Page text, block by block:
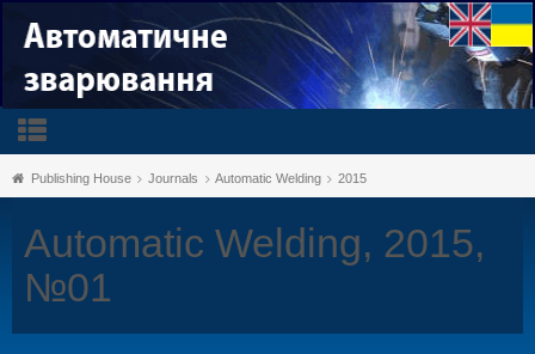
Publishing House Journals Automatic Welding 2015
Automatic Welding, 2015,
№01